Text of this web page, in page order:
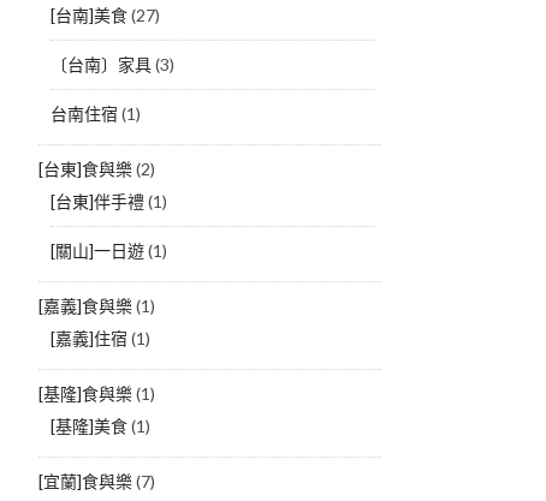
[台南]美食(27)
〔台南〕家具(3)
台南住宿 (1)
[台東]食與樂(2)
[台東]伴手禮(1)
[關山]一日遊(1)
[嘉義]食與樂(1)
[嘉義]住宿 (1)
[基隆]食與樂(1)
[基隆]美食(1)
[宜蘭]食與樂(7)